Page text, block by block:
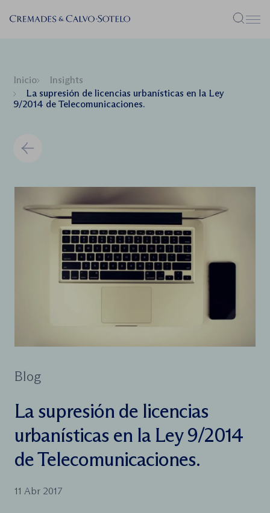
Menú
Inicio
Insights
La supresión de licencias urbanísticas en la Ley
9/2014 de Telecomunicaciones.
Blog
La supresión de licencias
urbanísticas en la Ley 9/2014
de Telecomunicaciones.
11 Abr 2017